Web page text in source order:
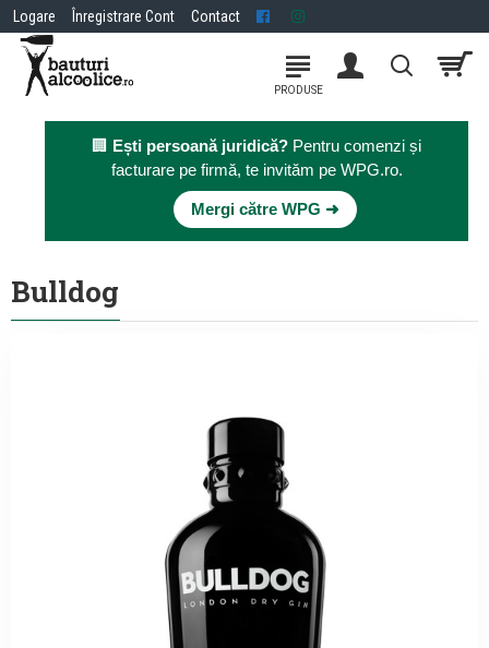
Logare Înregistrare Cont Contact
🏢 Ești persoană juridică? Pentru comenzi și
facturare pe firmă, te invităm pe WPG.ro.
Mergi către WPG ➜
Bulldog